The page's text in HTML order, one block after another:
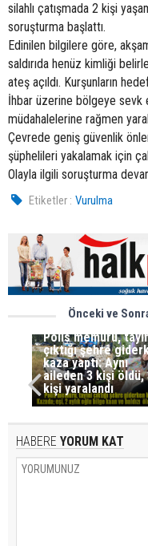
silahlı çatışmada 2 kişi
soruşturma başlattı.
Edinilen bilgilere göre,
saldırıda henüz kimliği
ateş açıldı. Kurşunların
İhbar üzerine bölgeye sevk
müdahalelerine rağmen
Çevrede geniş güvenlik
şüphelileri yakalamak için
Olayla ilgili soruşturma
Etiketler : Vurulma
Önceki ve
Polis memuru,
çıktığı şehre
kaza yaptı: Aynı
aileden 3 kişi öldü,
kişi yaralandı
HABERE YORUM KAT